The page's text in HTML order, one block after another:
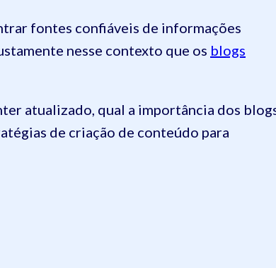
fontes confiáveis de informações
nesse contexto que os blogs
atualizado, qual a importância dos
de criação de conteúdo para